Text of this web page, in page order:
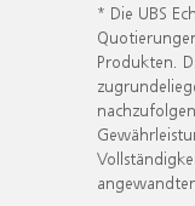
* Die UBS
Produkten.